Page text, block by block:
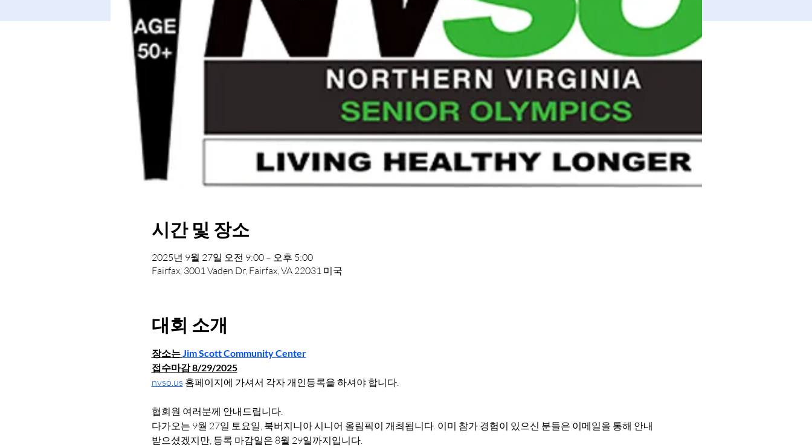
시간 및 장소
2025년 9월 27일 오전 9:00 – 오후 5:00
Fairfax, 3001 Vaden Dr, Fairfax, VA 22031 미국
대회 소개
장소는 Jim Scott Community Center
접수마감 8/29/2025
nvso.us 홈페이지에 가셔서 각자 개인등록을 하셔야 합니다.
협회원 여러분께 안내드립니다.
다가오는 9월 27일 토요일, 북버지니아 시니어 올림픽이 개최됩니다. 이미 참가 경험이 있으신 분들은 이메일을 통해 안내
받으셨겠지만, 등록 마감일은 8월 29일까지입니다.